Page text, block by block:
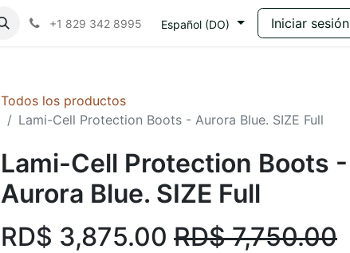
+1 829 342 8995 Español (DO) Iniciar sesión
Todos los productos
Lami-Cell Protection Boots - Aurora Blue. SIZE Full
Lami-Cell Protection Boots -
Aurora Blue. SIZE Full
RD$ 3,875.00 RD$7,750.00